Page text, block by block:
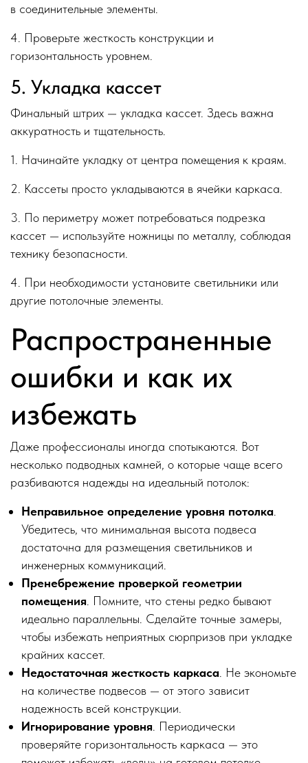
в соединительные элементы.
4. Проверьте жесткость конструкции и
горизонтальность уровнем.
5. Укладка кассет
Финальный штрих — укладка кассет. Здесь важна
аккуратность и тщательность.
1. Начинайте укладку от центра помещения к краям.
2. Кассеты просто укладываются в ячейки каркаса.
3. По периметру может потребоваться подрезка
кассет — используйте ножницы по металлу, соблюдая
технику безопасности.
4. При необходимости установите светильники или
другие потолочные элементы.
Распространенные
ошибки и как их
избежать
Даже профессионалы иногда спотыкаются. Вот
несколько подводных камней, о которые чаще всего
разбиваются надежды на идеальный потолок:
Неправильное определение уровня потолка
Убедитесь, что минимальная высота подвеса
достаточна для размещения светильников и
инженерных коммуникаций.
Пренебрежение проверкой геометрии
помещения . Помните, что стены редко бывают
идеально параллельны. Сделайте точные замеры,
чтобы избежать неприятных сюрпризов при укладке
крайних кассет.
Недостаточная жесткость каркаса . Не экономьте
на количестве подвесов — от этого зависит
надежность всей конструкции.
Игнорирование уровня . Периодически
проверяйте горизонтальность каркаса — это